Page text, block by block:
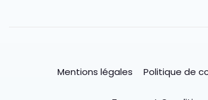
Mentions légales Politique de